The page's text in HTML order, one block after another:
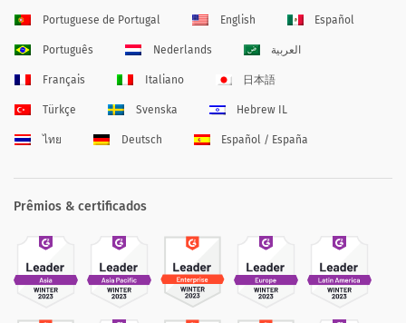
Portuguese de Portugal English Español
Português Nederlands العربية
Français Italiano 日本語
Türkçe Svenska Hebrew IL
ไทย Deutsch Español / España
Prêmios & certificados